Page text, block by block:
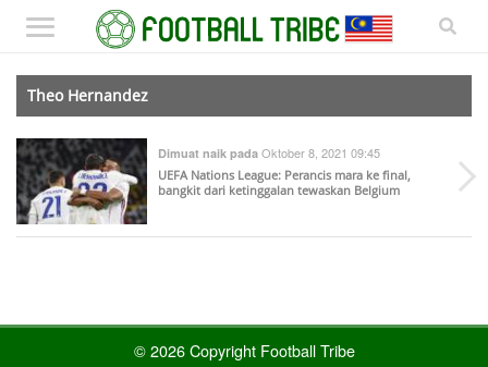
Theo Hernandez
Dimuat naik pada Oktober 8, 2021 09:45
UEFA Nations League: Perancis mara ke final,
bangkit dari ketinggalan tewaskan Belgium
© 2026 Copyright Football Tribe